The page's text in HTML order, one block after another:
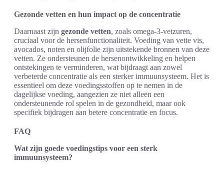
Gezonde vetten en hun impact op de concentratie
Daarnaast zijn gezonde vetten, zoals omega-3-vetzuren,
cruciaal voor de hersenfunctionaliteit. Voeding van vette vis,
avocados, noten en olijfolie zijn uitstekende bronnen van deze
vetten. Ze ondersteunen de hersenontwikkeling en helpen
ontstekingen te verminderen, wat bijdraagt aan zowel
verbeterde concentratie als een sterker immuunsysteem. Het is
essentieel om deze voedingsstoffen op te nemen in de
dagelijkse voeding, aangezien ze niet alleen een
ondersteunende rol spelen in de gezondheid, maar ook
specifiek bijdragen aan betere concentratie en focus.
FAQ
Wat zijn goede voedingstips voor een sterk
immuunsysteem?